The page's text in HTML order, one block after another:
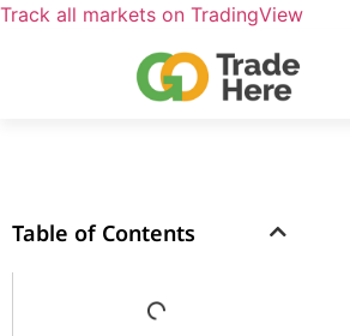
Track all markets on TradingView
Table of Contents